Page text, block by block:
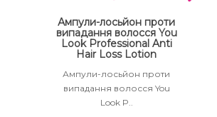
Ампули-лосьйон проти
випадання волосся You
Look Professional Anti
Hair Loss Lotion
Ампули-лосьйон проти
випадання волосся You
Look P..